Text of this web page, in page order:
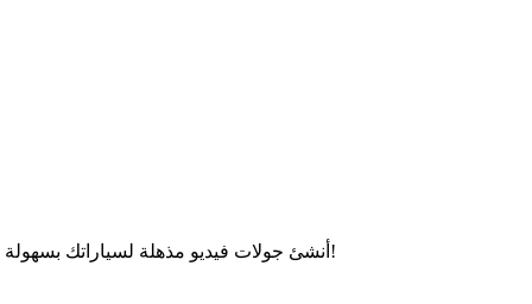
أنشئ جولات فيديو مذهلة لسياراتك بسهولة مع مُنشئ مُقدمات السيارات المجاني بالذكاء الاصطناعي. استعرض كل التفاصيل والميزات لجذب انتباه المشترين - لا حاجة لمهارات التحرير!